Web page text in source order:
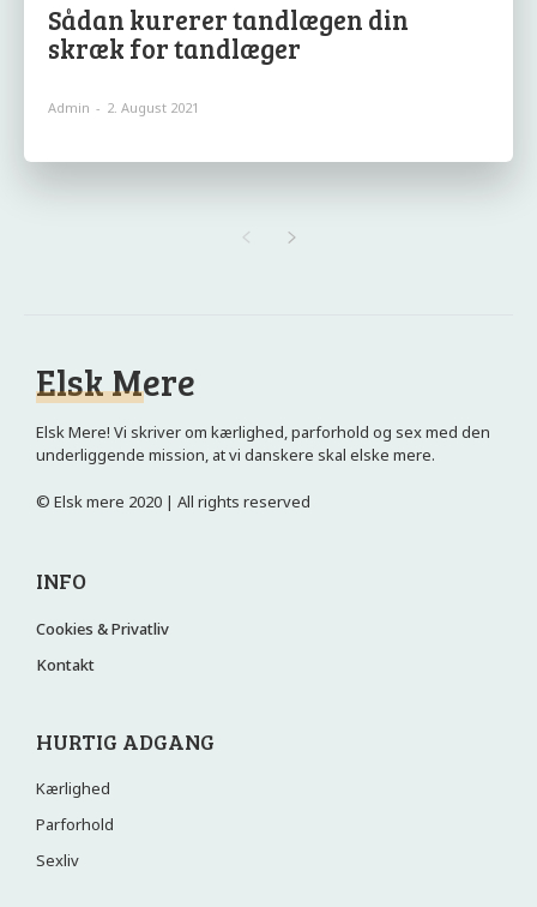
Sådan kurerer tandlægen din
skræk for tandlæger
Admin - 2. August 2021
Elsk Mere
Elsk Mere! Vi skriver om kærlighed, parforhold og sex med den
underliggende mission, at vi danskere skal elske mere.
© Elsk mere 2020 | All rights reserved
INFO
Cookies & Privatliv
Kontakt
HURTIG ADGANG
Kærlighed
Parforhold
Sexliv